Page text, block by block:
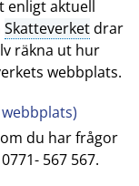
enligt aktuell
Skatteverketdrar
räkna ut hur
webbplats.
du har frågor
567 567.